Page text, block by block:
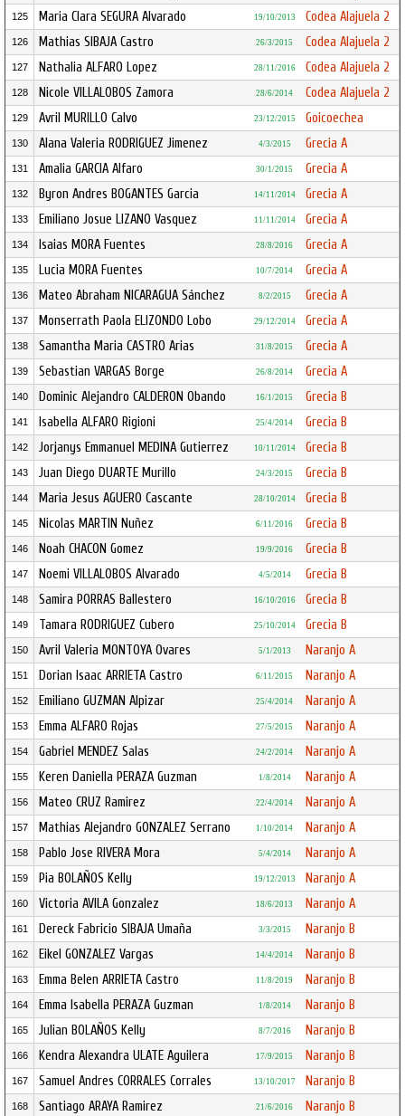
125 Maria Clara SEGURA Alvarado 19/10/2013 Codea Alajuela 2
126 Mathias SIBAJA Castro 26/3/2015 Codea Alajuela 2
127 Nathalia ALFARO Lopez 28/11/2016 Codea Alajuela 2
128 Nicole VILLALOBOS Zamora 28/6/2014 Codea Alajuela 2
129 Avril MURILLO Calvo 23/12/2015 Goicoechea
130 Alana Valeria RODRIGUEZ Jimenez 4/3/2015 Grecia A
131 Amalia GARCIA Alfaro 30/1/2015 Grecia A
132 Byron Andres BOGANTES Garcia 14/11/2014 Grecia A
133 Emiliano Josue LIZANO Vasquez 11/11/2014 Grecia A
134 Isaias MORA Fuentes 28/8/2016 Grecia A
135 Lucia MORA Fuentes 10/7/2014 Grecia A
136 Mateo Abraham NICARAGUA Sánchez 8/2/2015 Grecia A
137 Monserrath Paola ELIZONDO Lobo 29/12/2014 Grecia A
138 Samantha Maria CASTRO Arias 31/8/2015 Grecia A
139 Sebastian VARGAS Borge 26/8/2014 Grecia A
140 Dominic Alejandro CALDERON Obando 16/1/2015 Grecia B
141 Isabella ALFARO Rigioni 25/4/2014 Grecia B
142 Jorjanys Emmanuel MEDINA Gutierrez 10/11/2014 Grecia B
143 Juan Diego DUARTE Murillo 24/3/2015 Grecia B
144 Maria Jesus AGUERO Cascante 28/10/2014 Grecia B
145 Nicolas MARTIN Nuñez 6/11/2016 Grecia B
146 Noah CHACON Gomez 19/9/2016 Grecia B
147 Noemi VILLALOBOS Alvarado 4/5/2014 Grecia B
148 Samira PORRAS Ballestero 16/10/2016 Grecia B
149 Tamara RODRIGUEZ Cubero 25/10/2014 Grecia B
150 Avril Valeria MONTOYA Ovares 5/1/2013 Naranjo A
151 Dorian Isaac ARRIETA Castro 6/11/2015 Naranjo A
152 Emiliano GUZMAN Alpizar 25/4/2014 Naranjo A
153 Emma ALFARO Rojas 27/5/2015 Naranjo A
154 Gabriel MENDEZ Salas 24/2/2014 Naranjo A
155 Keren Daniella PERAZA Guzman 1/8/2014 Naranjo A
156 Mateo CRUZ Ramirez 22/4/2014 Naranjo A
157 Mathias Alejandro GONZALEZ Serrano 1/10/2014 Naranjo A
158 Pablo Jose RIVERA Mora 5/4/2014 Naranjo A
159 Pia BOLAÑOS Kelly 19/12/2013 Naranjo A
160 Victoria AVILA Gonzalez 18/6/2013 Naranjo A
161 Dereck Fabricio SIBAJA Umaña 3/3/2015 Naranjo B
162 Eikel GONZALEZ Vargas 14/4/2014 Naranjo B
163 Emma Belen ARRIETA Castro 11/8/2019 Naranjo B
164 Emma Isabella PERAZA Guzman 1/8/2014 Naranjo B
165 Julian BOLAÑOS Kelly 8/7/2016 Naranjo B
166 Kendra Alexandra ULATE Aguilera 17/9/2015 Naranjo B
167 Samuel Andres CORRALES Corrales 13/10/2017 Naranjo B
168 Santiago ARAYA Ramirez 21/6/2016 Naranjo B